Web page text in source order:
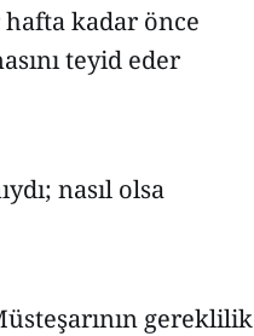
kadar önce
teyid eder
nasıl olsa
gereklilik